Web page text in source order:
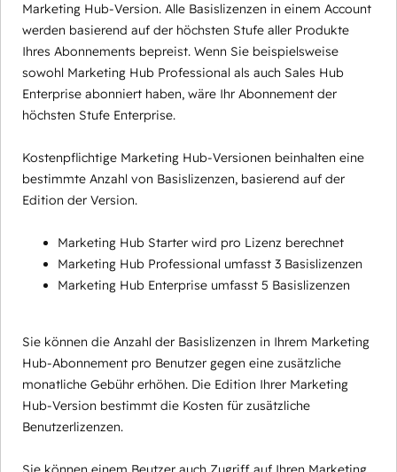
Marketing Hub-Version. Alle Basislizenzen in einem Account
werden basierend auf der höchsten Stufe aller Produkte
Ihres Abonnements bepreist. Wenn Sie beispielsweise
sowohl Marketing Hub Professional als auch Sales Hub
Enterprise abonniert haben, wäre Ihr Abonnement der
höchsten Stufe Enterprise.
Kostenpflichtige Marketing Hub-Versionen beinhalten eine
bestimmte Anzahl von Basislizenzen, basierend auf der
Edition der Version.
Marketing Hub Starter wird pro Lizenz berechnet
Marketing Hub Professional umfasst 3 Basislizenzen
Marketing Hub Enterprise umfasst 5 Basislizenzen
Sie können die Anzahl der Basislizenzen in Ihrem Marketing
Hub-Abonnement pro Benutzer gegen eine zusätzliche
monatliche Gebühr erhöhen. Die Edition Ihrer Marketing
Hub-Version bestimmt die Kosten für zusätzliche
Benutzerlizenzen.